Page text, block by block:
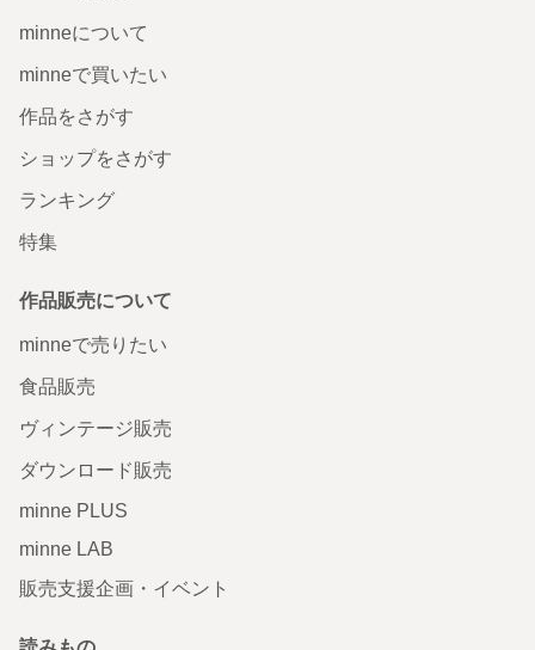
minneについて
minneで買いたい
作品をさがす
ショップをさがす
ランキング
特集
作品販売について
minneで売りたい
食品販売
ヴィンテージ販売
ダウンロード販売
minne PLUS
minne LAB
販売支援企画・イベント